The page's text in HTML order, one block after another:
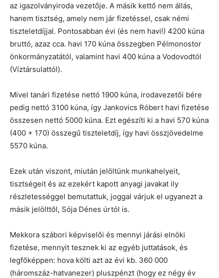
az igazolványiroda vezetője. A másik kettő nem állás,
hanem tisztség, amely nem jár fizetéssel, csak némi
tiszteletdíjjal. Pontosabban évi (és nem havi!) 4200 kúna
bruttó, azaz cca. havi 170 kúna összegben Pélmonostor
önkormányzatától, valamint havi 400 kúna a Vodovodtól
(Víztársulattól).
Mivel tanári fizetése nettó 1900 kúna, irodavezetői bére
pedig nettó 3100 kúna, így Jankovics Róbert havi fizetése
összesen nettó 5000 kúna. Ezt egészíti ki a havi 570 kúna
(400 + 170) összegű tiszteletdíj, így havi összjövedelme
5570 kúna.
Ezek után viszont, miután jelöltünk munkahelyeit,
tisztségeit és az ezekért kapott anyagi javakat ily
részletességgel bemutattuk, joggal várjuk el ugyanezt a
másik jelölttől, Sója Dénes úrtól is.
Mekkora szábori képviselői és mennyi járási elnöki
fizetése, mennyit tesznek ki az egyéb juttatások, és
legfőképpen: hova költi azt az évi kb. 360 000
(háromszáz-hatvanezer) pluszpénzt (hogy ez négy év